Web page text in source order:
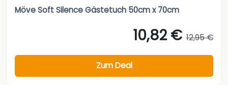
Möve Soft Silence Gästetuch 50cm x 70cm
10,82 € 12,95 €
Zum Deal